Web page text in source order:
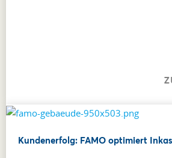
Kundenerfolg: FAMO optimiert